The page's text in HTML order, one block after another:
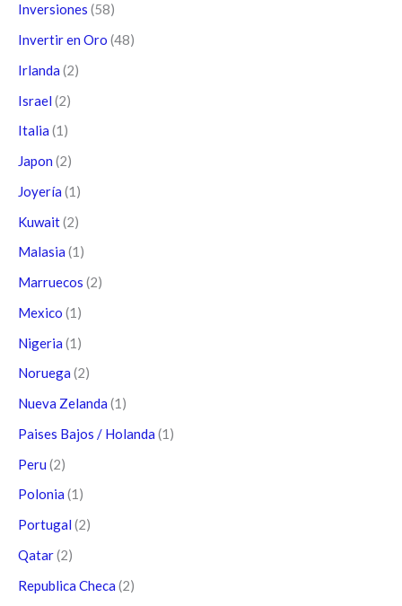
Inversiones (58)
Invertir en Oro (48)
Irlanda (2)
Israel (2)
Italia (1)
Japon (2)
Joyería (1)
Kuwait(2)
Malasia (1)
Marruecos (2)
Mexico (1)
Nigeria (1)
Noruega (2)
Nueva Zelanda (1)
Paises Bajos / Holanda (1)
Peru (2)
Polonia (1)
Portugal (2)
Qatar(2)
Republica Checa (2)